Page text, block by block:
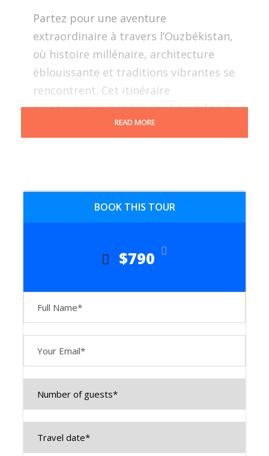
BOOK THIS TOUR
$790
Partez pour une aventure
extraordinaire à travers l’Ouzbékistan,
où histoire millénaire, architecture
éblouissante et traditions vibrantes se
rencontrent. Cet itinéraire
soigneusement conçu vous emmène à
la découverte des légendaires cités de
Accompagné par des guides experts,
légendaire, où de majestueuses
médersas, des minarets imposants et
des mausolées à couper le souffle vous
transportent à l’âge d’or des
📍 Jour 1 :
READ MORE